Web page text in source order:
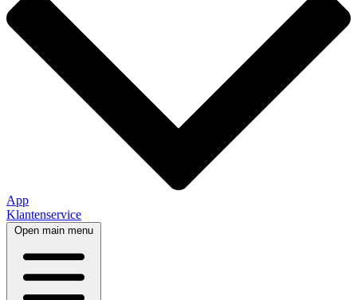
App
Klantenservice
Open main menu